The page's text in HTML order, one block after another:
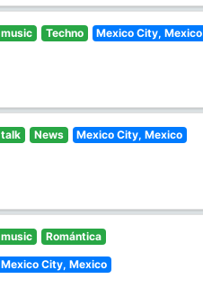
music Techno Mexico City, Mexico
talk News Mexico City, Mexico
music Romántica
Mexico City, Mexico